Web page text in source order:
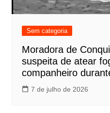
Sem categoria
Moradora de
suspeita de atear
companheiro
7 de julho de 2026